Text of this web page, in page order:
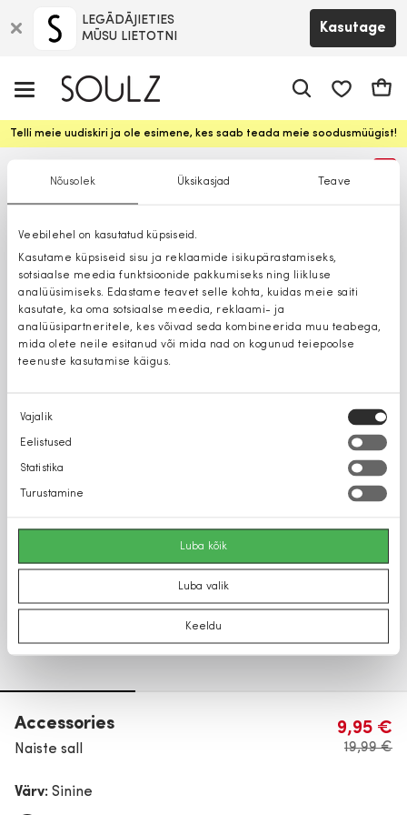
Nõusolek Üksikasjad Teave
Veebilehel on kasutatud küpsiseid.
Kasutame küpsiseid sisu ja reklaamide isikupärastamiseks,
sotsiaalse meedia funktsioonide pakkumiseks ning liikluse
analüüsimiseks. Edastame teavet selle kohta, kuidas meie saiti
kasutate, ka oma sotsiaalse meedia, reklaami- ja
analüüsipartneritele, kes võivad seda kombineerida muu teabega,
mida olete neile esitanud või mida nad on kogunud teiepoolse
teenuste kasutamise käigus.
Nõusoleku
valik
Vajalik
Eelistused
Statistika
Turustamine
Luba kõik
Luba valik
Keeldu
LEGĀDĀJIETIES
MŪSU LIETOTNI
Kasutage
Telli meie uudiskiri ja ole esimene, kes saab teada meie soodusmüügist!
Accessories
Naiste sall
9,95 €
19,99 €
Värv: Sinine